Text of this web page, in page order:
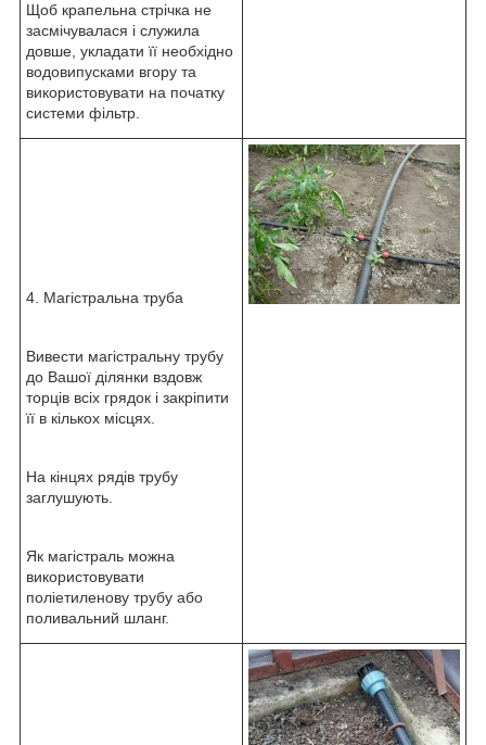
Щоб крапельна стрічка не
засмічувалася і служила
довше, укладати її необхідно
водовипусками вгору та
використовувати на початку
системи фільтр.
4. Магістральна труба
Вивести магістральну трубу
до Вашої ділянки вздовж
торців всіх грядок і закріпити
її в кількох місцях.
На кінцях рядів трубу
заглушують.
Як магістраль можна
використовувати
поліетиленову трубу або
поливальний шланг.